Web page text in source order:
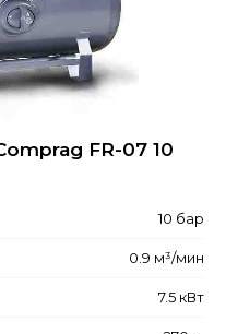
FR-07 10
10 бар
0.9 м³/мин
7.5 кВт